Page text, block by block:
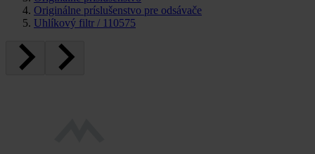
Originálne príslušenstvo pre odsávače
Uhlíkový filtr / 110575